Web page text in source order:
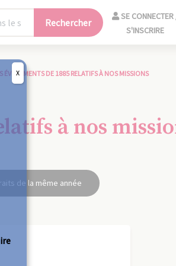
Rechercher
SE CONNECTER
S'INSCRIRE
ÉVÈNEMENTS DE 1885 RELATIFS À NOS MISSIONS
à nos
de la même année
X